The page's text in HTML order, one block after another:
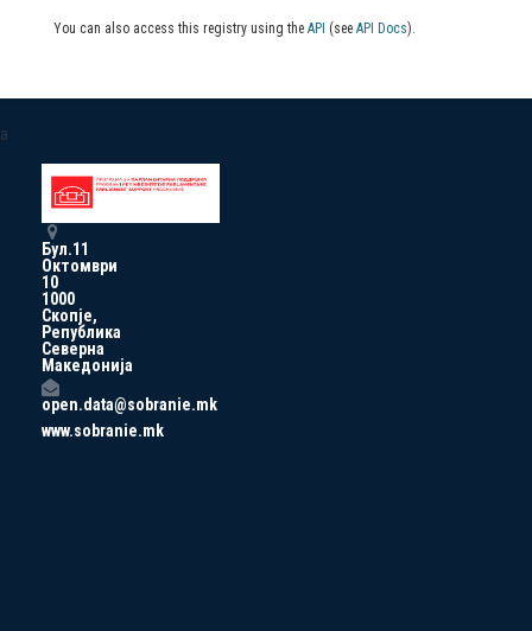
You can also access this registry using the API (see API Docs).
a
Бул.11
Октомври
10
1000
Скопје,
Република
Северна
Македонија
open.data@sobranie.mk
www.sobranie.mk